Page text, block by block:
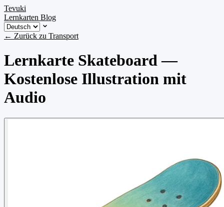
Tevuki
Lernkarten Blog
← Zurück zu Transport
Lernkarte Skateboard —
Kostenlose Illustration mit
Audio